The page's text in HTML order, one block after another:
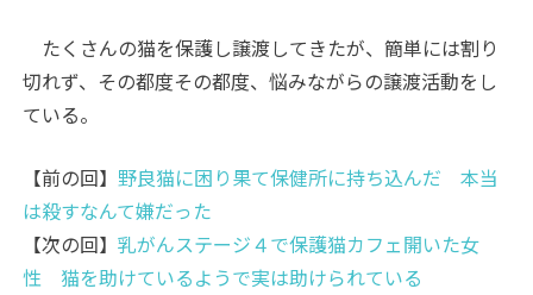
たくさんの猫を保護し譲渡してきたが、簡単には割り
切れず、その都度その都度、悩みながらの譲渡活動をし
ている。
【前の回】 野良猫に困り果て保健所に持ち込んだ 本当
は殺すなんて嫌だった
【次の回】乳がんステージ４で保護猫カフェ開いた女
性 猫を助けているようで実は助けられている